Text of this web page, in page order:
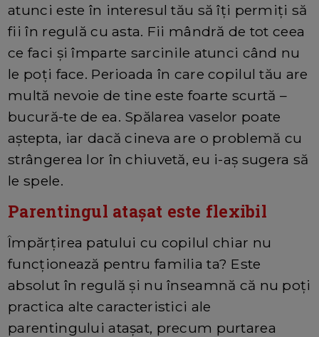
atunci este în interesul tău să îţi permiţi să
fii în regulă cu asta. Fii mândră de tot ceea
ce faci şi împarte sarcinile atunci când nu
le poţi face. Perioada în care copilul tău are
multă nevoie de tine este foarte scurtă –
bucură-te de ea. Spălarea vaselor poate
aştepta, iar dacă cineva are o problemă cu
strângerea lor în chiuvetă, eu i-aş sugera să
le spele.
Parentingul ataşat este flexibil
Împărţirea patului cu copilul chiar nu
funcţionează pentru familia ta? Este
absolut în regulă şi nu înseamnă că nu poţi
practica alte caracteristici ale
parentingului ataşat, precum purtarea